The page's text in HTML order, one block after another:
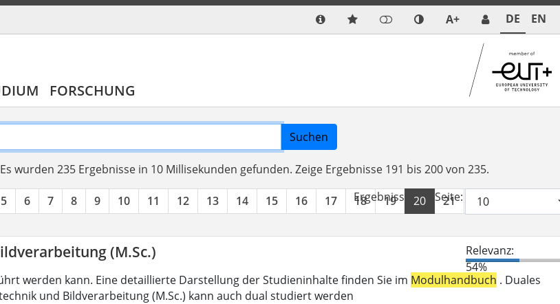
A+ DE EN
FORSCHUNG
Suchen
Es wurden 235 Ergebnisse in 10 Millisekunden gefunden. Zeige Ergebnisse 191 bis 200 von 235.
5 6 7 8 9 10 11 12 13 14 15 16 17 18 19 20 21 22
Ergebnisse pro Seite:
(M.Sc.)
Relevanz:
54%
werden kann. Eine detaillierte Darstellung der Studieninhalte finden Sie im Modulhandbuch . Duales
und Bildverarbeitung (M.Sc.) kann auch dual studiert werden